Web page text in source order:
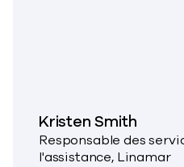
Kristen Smith
Responsable des
l'assistance, Linamar